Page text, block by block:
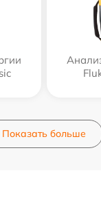
Показать больше